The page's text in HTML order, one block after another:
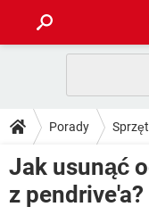
GRY
SPOTIFY
INSTAGRAM
PORADY
PlayStation
GRY
SPOTIFY
DO POBRANIA
ANDROID
FORUM
Porady Sprzęt
Jak usunąć
z pendrive'a?